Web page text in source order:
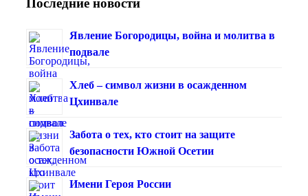
Последние новости
Явление Богородицы, война и молитва в
подвале
Хлеб – символ жизни в осажденном
Цхинвале
Забота о тех, кто стоит на защите
безопасности Южной Осетии
Имени Героя России